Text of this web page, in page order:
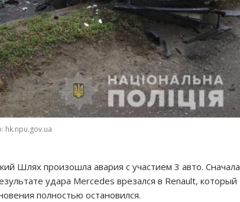
hk.npu.gov.ua
Шлях произошла авария с участием 3 авто. Сначала
удара Mercedes врезался в Renault, который
полностью остановился.